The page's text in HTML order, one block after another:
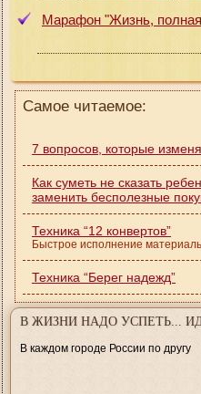
Марафон "Жизнь,
Самое читаемое:
7 вопросов, которые
Как суметь не сказать
заменить бесполезные
Техника “12 конвертов”
Быстрое исполнение
Техника “Берег надежд”
В ЖИЗНИ НАДО УСПЕТЬ...
В каждом городе России по другу